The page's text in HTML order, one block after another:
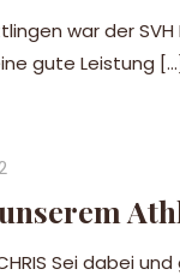
war der
gute Leistung […]
Sei dabei